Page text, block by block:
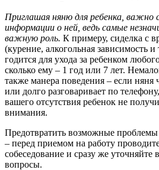
Приглашая няню для ребенка, важно
информации о ней, ведь самые
важную роль. К примеру, сиделка с
(курение, алкогольная зависимость
годится для ухода за ребенком
сколько ему – 1 год или 7 лет.
также манера поведения – если няня
или долго разговаривает по
вашего отсутствия ребенок не
внимания.
Предотвратить возможные
– перед приемом на работу
собеседование и сразу же уточняйте
вопросы.